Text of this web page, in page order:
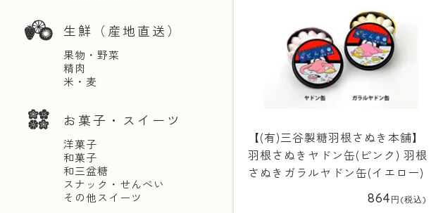
生鮮（産地直送）
果物・野菜
精肉
米・麦
お菓子・スイーツ
洋菓子
和菓子
和三盆糖
スナック・せんべい
その他スイーツ
【(有)三谷製糖羽根さぬき本舗】
羽根さぬきヤドン缶(ピンク) 羽根
さぬきガラルヤドン缶(イエロー)
864